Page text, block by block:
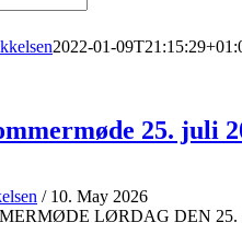
2022-01-
25. juli
/ 10. May 2026
LØRDAG DEN 25.